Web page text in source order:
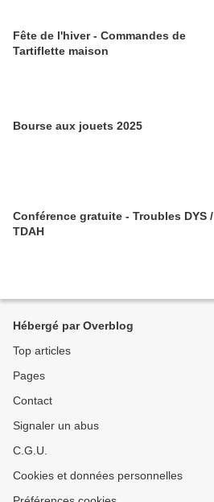
Fête de l'hiver - Commandes de
Tartiflette maison
Bourse aux jouets 2025
Conférence gratuite - Troubles DYS /
TDAH
Hébergé par Overblog
Top articles
Pages
Contact
Signaler un abus
C.G.U.
Cookies et données personnelles